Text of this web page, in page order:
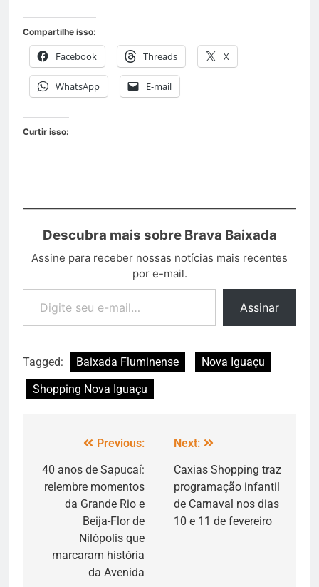
Compartilhe isso:
Facebook Threads X
WhatsApp E-mail
Curtir isso:
Descubra mais sobre Brava Baixada
Assine para receber nossas notícias mais recentes
por e-mail.
Assinar
Tagged: Baixada Fluminense
Nova Iguaçu
Shopping Nova Iguaçu
Previous:
40 anos de Sapucaí:
relembre momentos
da Grande Rio e
Beija-Flor de
Nilópolis que
marcaram história
da Avenida
Next:
Caxias Shopping traz
programação infantil
de Carnaval nos dias
10 e 11 de fevereiro